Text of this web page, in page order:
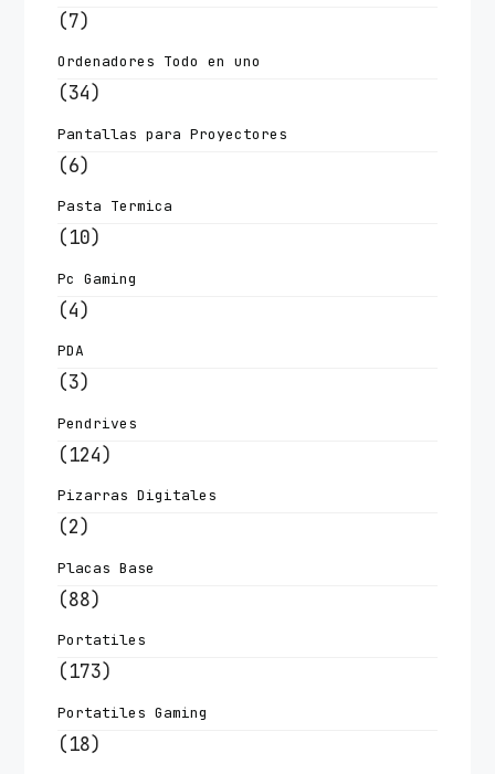
(7)
Ordenadores Todo en uno
(34)
Pantallas para Proyectores
(6)
Pasta Termica
(10)
Pc Gaming
(4)
PDA
(3)
Pendrives
(124)
Pizarras Digitales
(2)
Placas Base
(88)
Portatiles
(173)
Portatiles Gaming
(18)